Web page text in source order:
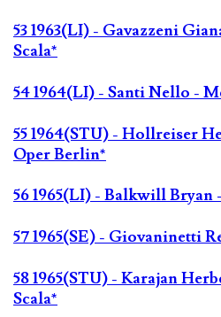
53 1963(LI) - Gavazzeni
Scala*
54 1964(LI) - Santi Nello -
55 1964(STU) - Hollreiser
Oper Berlin*
56 1965(LI) - Balkwill Bryan
57 1965(SE) - Giovaninetti
58 1965(STU) - Karajan
Scala*